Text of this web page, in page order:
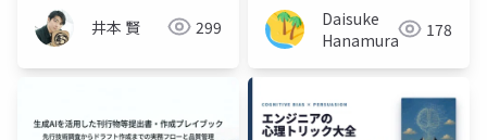
井本 賢 299
Daisuke
Hanamura
178